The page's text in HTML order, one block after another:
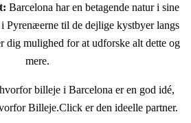
Barcelona har en betagende natur i sine
Pyrenæerne til de dejlige kystbyer langs
dig mulighed for at udforske alt dette og
mere.
billeje i Barcelona er en god idé,
Billeje.Click er den ideelle partner.